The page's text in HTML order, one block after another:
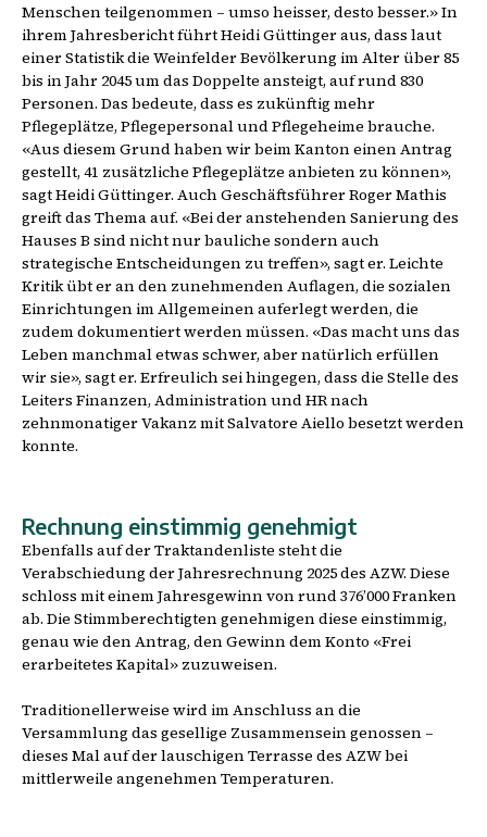
Menschen teilgenommen – umso heisser, desto besser.» In
ihrem Jahresbericht führt Heidi Güttinger aus, dass laut
einer Statistik die Weinfelder Bevölkerung im Alter über 85
bis in Jahr 2045 um das Doppelte ansteigt, auf rund 830
Personen. Das bedeute, dass es zukünftig mehr
Pflegeplätze, Pflegepersonal und Pflegeheime brauche.
«Aus diesem Grund haben wir beim Kanton einen Antrag
gestellt, 41 zusätzliche Pflegeplätze anbieten zu können»,
sagt Heidi Güttinger. Auch Geschäftsführer Roger Mathis
greift das Thema auf. «Bei der anstehenden Sanierung des
Hauses B sind nicht nur bauliche sondern auch
strategische Entscheidungen zu treffen», sagt er. Leichte
Kritik übt er an den zunehmenden Auflagen, die sozialen
Einrichtungen im Allgemeinen auferlegt werden, die
zudem dokumentiert werden müssen. «Das macht uns das
Leben manchmal etwas schwer, aber natürlich erfüllen
wir sie», sagt er. Erfreulich sei hingegen, dass die Stelle des
Leiters Finanzen, Administration und HR nach
zehnmonatiger Vakanz mit Salvatore Aiello besetzt werden
konnte.
Rechnung einstimmig genehmigt
Ebenfalls auf der Traktandenliste steht die
Verabschiedung der Jahresrechnung 2025 des AZW. Diese
schloss mit einem Jahresgewinn von rund 376’000 Franken
ab. Die Stimmberechtigten genehmigen diese einstimmig,
genau wie den Antrag, den Gewinn dem Konto «Frei
erarbeitetes Kapital» zuzuweisen.
Traditionellerweise wird im Anschluss an die
Versammlung das gesellige Zusammensein genossen –
dieses Mal auf der lauschigen Terrasse des AZW bei
mittlerweile angenehmen Temperaturen.